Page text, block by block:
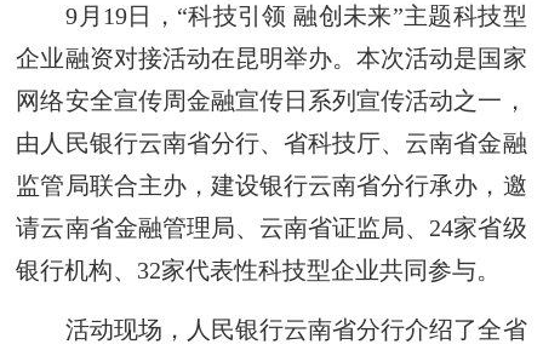
9月19日，“科技引领 融创未来”主题科技型
企业融资对接活动在昆明举办。本次活动是国家
网络安全宣传周金融宣传日系列宣传活动之一，
由人民银行云南省分行、省科技厅、云南省金融
监管局联合主办，建设银行云南省分行承办，邀
请云南省金融管理局、云南省证监局、24家省级
银行机构、32家代表性科技型企业共同参与。
活动现场，人民银行云南省分行介绍了全省